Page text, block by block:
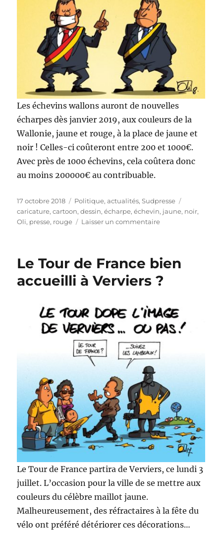
Les échevins wallons auront de nouvelles
écharpes dès janvier 2019, aux couleurs de la
Wallonie, jaune et rouge, à la place de jaune et
noir ! Celles-ci coûteront entre 200 et 1000€.
Avec près de 1000 échevins, cela coûtera donc
au moins 200000€ au contribuable.
Publié
le
17 octobre 2018 Catégories
Politique, actualités,Sudpresse
caricature,cartoon,dessin,écharpe,échevin, jaune, noir,
Oli, presse, rouge Laisser un commentairesur
pour
échevins
Le Tour de France bien
accueilli à Verviers ?
Le Tour de France partira de Verviers, ce lundi 3
juillet. L’occasion pour la ville de se mettre aux
couleurs du célèbre maillot jaune.
Malheureusement, des réfractaires à la fête du
vélo ont préféré détériorer ces décorations…